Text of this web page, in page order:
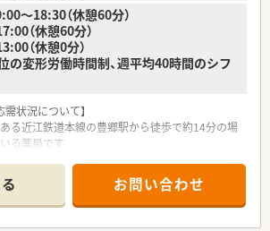
〜18:30（休憩60分）
（休憩60分）
（休憩0分）
の変形労働時間制、週平均40時間のシフ
需状況について】
る近江鉄道本線の豊郷駅から徒歩で約14分の場
る薬局です
応需しています
3名とパート2名、事務員は常勤2名とパート2名
合える体制です
お問い合わせ